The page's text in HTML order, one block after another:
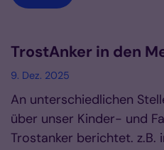
TrostAnker in den
9. Dez. 2025
An unterschiedlichen
über unser Kinder- und
Trostanker berichtet. z.B.